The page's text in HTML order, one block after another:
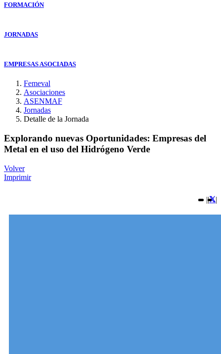
FORMACIÓN
JORNADAS
EMPRESAS ASOCIADAS
Femeval
Asociaciones
ASENMAF
Jornadas
Detalle de la Jornada
Explorando nuevas Oportunidades: Empresas del
Metal en el uso del Hidrógeno Verde
Volver
Imprimir
|| |